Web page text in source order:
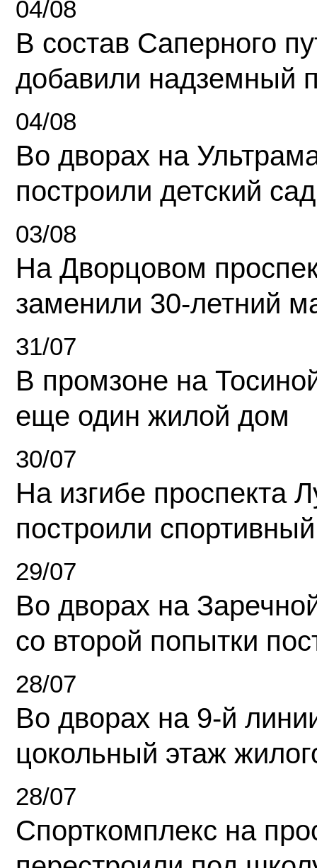
04/08
В состав Саперного
добавили надземный
04/08
Во дворах на
построили детский сад
03/08
На Дворцовом
заменили 30-летний
31/07
В промзоне на
еще один жилой дом
30/07
На изгибе проспекта
построили
29/07
Во дворах на
со второй попытки
28/07
Во дворах на 9-й
цокольный этаж
28/07
Спорткомплекс на